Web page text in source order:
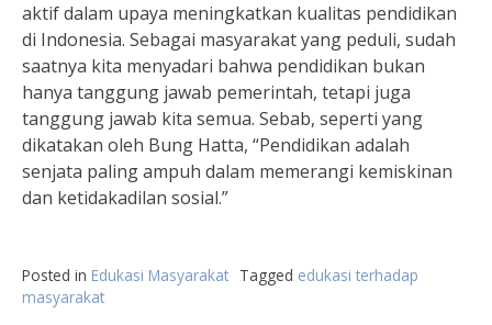
aktif dalam upaya meningkatkan kualitas pendidikan
di Indonesia. Sebagai masyarakat yang peduli, sudah
saatnya kita menyadari bahwa pendidikan bukan
hanya tanggung jawab pemerintah, tetapi juga
tanggung jawab kita semua. Sebab, seperti yang
dikatakan oleh Bung Hatta, “Pendidikan adalah
senjata paling ampuh dalam memerangi kemiskinan
dan ketidakadilan sosial.”
Posted in Edukasi Masyarakat Tagged edukasi terhadap
masyarakat